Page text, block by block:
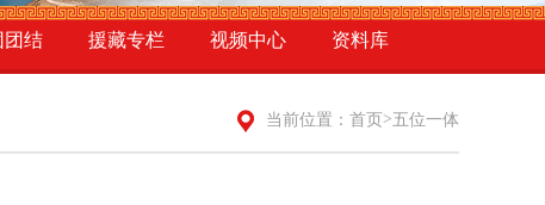
团结 援藏专栏 视频中心 资料库
当前位置： 首页 >五位一体